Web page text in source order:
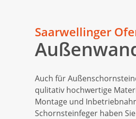
Saarwellinger
Auch für
qulitativ hochwertige
Montage und
Schornsteinfeger haben